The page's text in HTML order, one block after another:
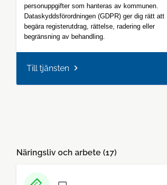
personuppgifter som hanteras av kommunen.
Dataskyddsförordningen (GDPR) ger dig rätt att
begära registerutdrag, rättelse, radering eller
begränsning av behandling.
Till tjänsten
Näringsliv och arbete (17)